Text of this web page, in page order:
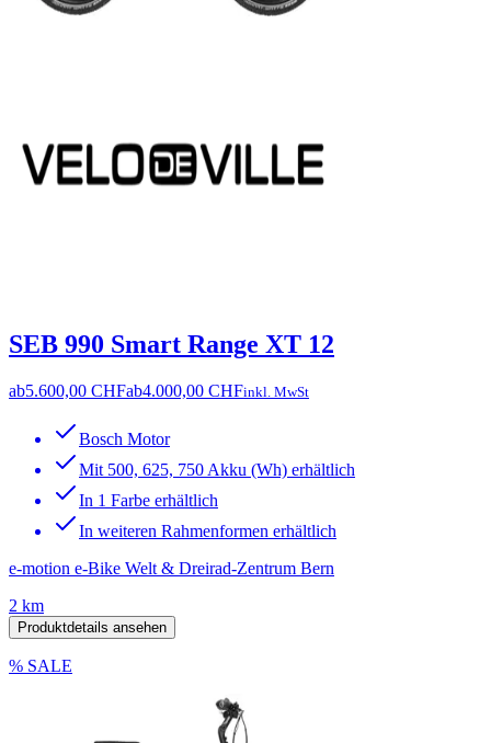
SEB 990 Smart Range XT 12
ab5.600,00 CHFab4.000,00 CHFinkl. MwSt
Bosch Motor
Mit 500, 625, 750 Akku (Wh) erhältlich
In 1 Farbe erhältlich
In weiteren Rahmenformen erhältlich
e-motion e-Bike Welt & Dreirad-Zentrum Bern
2 km
Produktdetails ansehen
% SALE